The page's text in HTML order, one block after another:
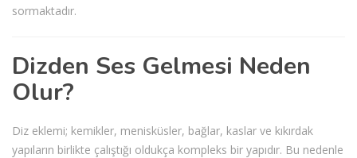
sormaktadır.
Dizden Ses Gelmesi Neden
Olur?
Diz eklemi; kemikler, menisküsler, bağlar, kaslar ve kıkırdak
yapıların birlikte çalıştığı oldukça kompleks bir yapıdır. Bu nedenle